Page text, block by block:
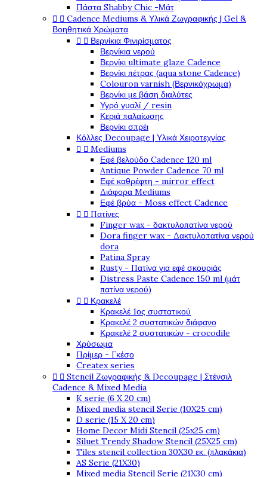
Πάστα Shabby Chic -Μάτ
  Cadence Mediums & Υλικά Ζωγραφικής | Gel &
Βοηθητικά Χρώματα
  Βερνίκια Φινιρίσματος
Βερνίκια νερού
Βερνίκι ultimate glaze Cadence
Βερνίκι πέτρας (aqua stone Cadence)
Colouron varnish (Βερνικόχρωμα)
Βερνίκι με βάση διαλύτες
Υγρό γυαλί / resin
Κεριά παλαίωσης
Βερνίκι σπρέι
Κόλλες Decoupage | Υλικά Χειροτεχνίας
  Mediums
Εφέ βελούδο Cadence 120 ml
Antique Powder Cadence 70 ml
Εφέ καθρέφτη - mirror effect
Διάφορα Mediums
Εφέ βρύα - Moss effect Cadence
  Πατίνες
Finger wax - δακτυλοπατίνα νερού
Dora finger wax - Δακτυλοπατίνα νερού
dora
Patina Spray
Rusty - Πατίνα για εφέ σκουριάς
Distress Paste Cadence 150 ml (μάτ
πατίνα νερού)
  Κρακελέ
Κρακελέ 1ος συστατικού
Κρακελέ 2 συστατικών διάφανο
Κρακελέ 2 συστατικών - crocodile
Χρύσωμα
Πρίμερ - Γκέσο
Createx series
  Stencil Ζωγραφικής & Decoupage | Στένσιλ
Cadence & Mixed Media
K serie (6 X 20 cm)
Mixed media stencil Serie (10X25 cm)
D serie (15 X 20 cm)
Home Decor Midi Stencil (25x25 cm)
Siluet Trendy Shadow Stencil (25X25 cm)
Tiles stencil collection 30X30 εκ. (πλακάκια)
AS Serie (21X30)
Mixed media Stencil Serie (21X30 cm)